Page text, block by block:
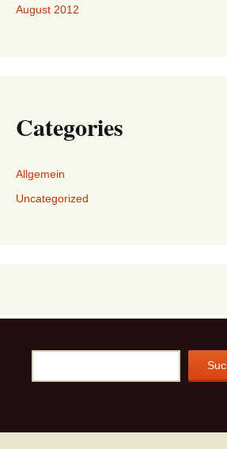
August 2012
Categories
Allgemein
Uncategorized